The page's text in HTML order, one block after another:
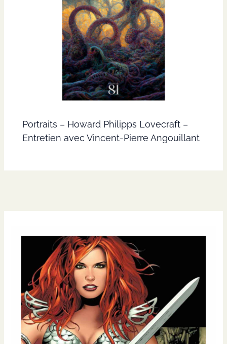
Portraits – Howard Philipps Lovecraft –
Entretien avec Vincent-Pierre Angouillant